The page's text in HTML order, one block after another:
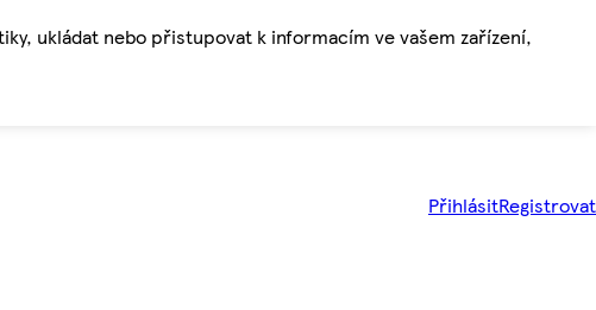
ukládat nebo přistupovat k informacím ve vašem zařízení,
PřihlásitRegistrovat